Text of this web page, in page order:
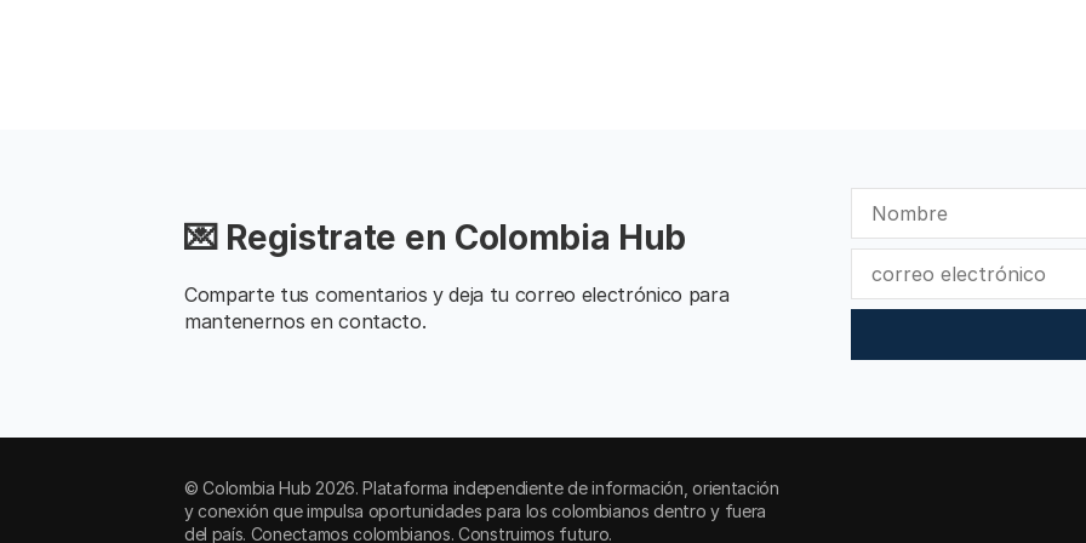
💌 Registrate en Colombia Hub
Comparte tus comentarios y deja tu correo electrónico para
mantenernos en contacto.
© Colombia Hub 2026. Plataforma independiente de información, orientación
y conexión que impulsa oportunidades para los colombianos dentro y fuera
del país. Conectamos colombianos. Construimos futuro.